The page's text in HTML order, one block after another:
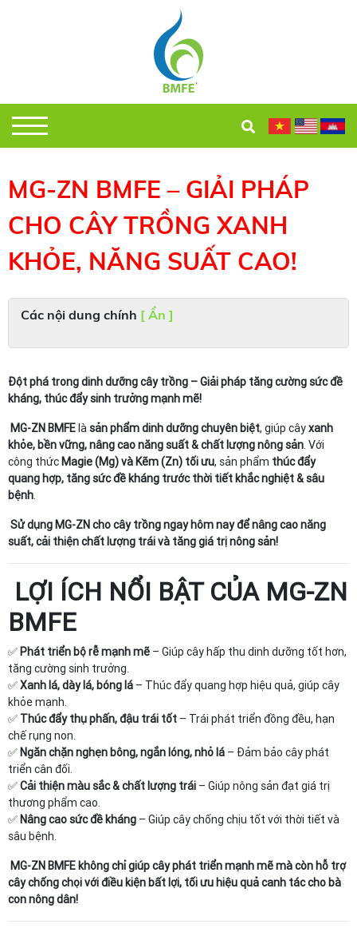
MG-ZN BMFE – GIẢI PHÁP
CHO CÂY TRỒNG XANH
KHỎE, NĂNG SUẤT CAO!
Các nội dung chính [ Ẩn ]
Đột phá trong dinh dưỡng cây trồng – Giải pháp tăng cường sức đề
kháng, thúc đẩy sinh trưởng mạnh mẽ!
MG-ZN BMFE là sản phẩm dinh dưỡng chuyên biệt, giúp câyxanh
khỏe, bền vững, nâng cao năng suất & chất lượng nông sản . Với
công thức Magie (Mg) và Kẽm (Zn) tối ưu, sản phẩm thúc đẩy
quang hợp, tăng sức đề kháng trước thời tiết khắc nghiệt & sâu
bệnh
Sử dụng MG-ZN cho cây trồng ngay hôm nay để nâng cao năng
suất, cải thiện chất lượng trái và tăng giá trị nông sản!
LỢI ÍCH NỔI BẬT CỦA MG-ZN
BMFE
✅ Phát triển bộ rễ mạnh mẽ – Giúp cây hấp thu dinh dưỡng tốt hơn,
tăng cường sinh trưởng.
✅Xanh lá, dày lá, bóng lá – Thúc đẩy quang hợp hiệu quả, giúp cây
khỏe mạnh.
✅ Thúc đẩy thụ phấn, đậu trái tốt – Trái phát triển đồng đều, hạn
chế rụng non.
✅ Ngăn chặn nghẹn bông, ngắn lóng, nhỏ lá – Đảm bảo cây phát
triển cân đối.
✅Cải thiện màu sắc & chất lượng trái – Giúp nông sản đạt giá trị
thương phẩm cao.
✅ Nâng cao sức đề kháng – Giúp cây chống chịu tốt với thời tiết và
sâu bệnh.
MG-ZN BMFE không chỉ giúp cây phát triển mạnh mẽ mà còn hỗ trợ
cây chống chọi với điều kiện bất lợi, tối ưu hiệu quả canh tác cho bà
con nông dân!